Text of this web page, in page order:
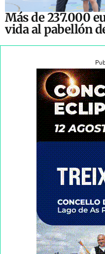
Más de 237.000
vida al pabellón